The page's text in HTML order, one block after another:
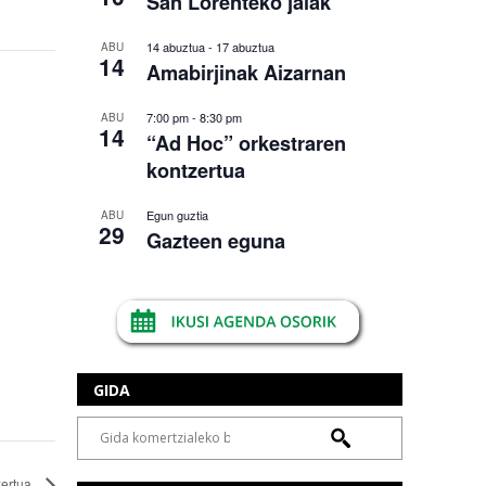
ABU
14
14 abuztua- 17 abuztua
Amabirjinak Aizarnan
ABU
14
7:00 pm- 8:30 pm
“Ad Hoc” orkestraren
kontzertua
ABU
29
Egun guztia
Gazteen eguna
GIDA